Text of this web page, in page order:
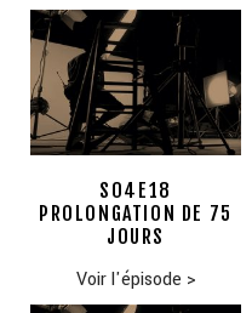
S04E18
PROLONGATION DE 75
JOURS
Voir l'épisode >